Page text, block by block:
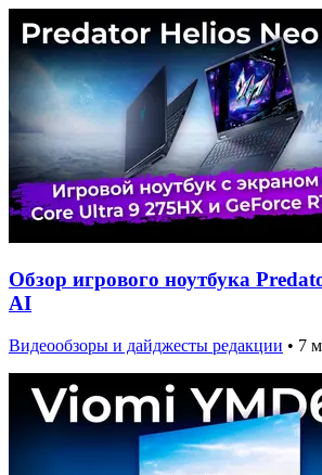
Обзор игрового ноутбука
AI
Видеообзоры и дайджесты редакции • 7